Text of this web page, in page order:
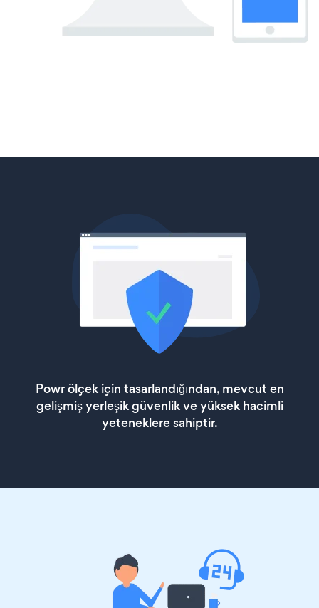
Powr ölçek için tasarlandığından, mevcut en
gelişmiş yerleşik güvenlik ve yüksek hacimli
yeteneklere sahiptir.